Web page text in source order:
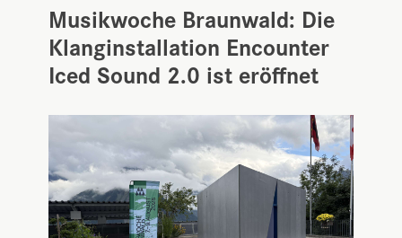
Musikwoche Braunwald: Die
Klanginstallation Encounter
Iced Sound 2.0 ist eröffnet